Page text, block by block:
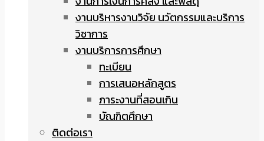
งานบริหารงานวิจัย นวัตกรรมและบริการ
วิชาการ
งานบริการการศึกษา
ทะเบียน
การเสนอหลักสูตร
ภาระงานที่สอนเกิน
บัณฑิตศึกษา
ติดต่อเรา